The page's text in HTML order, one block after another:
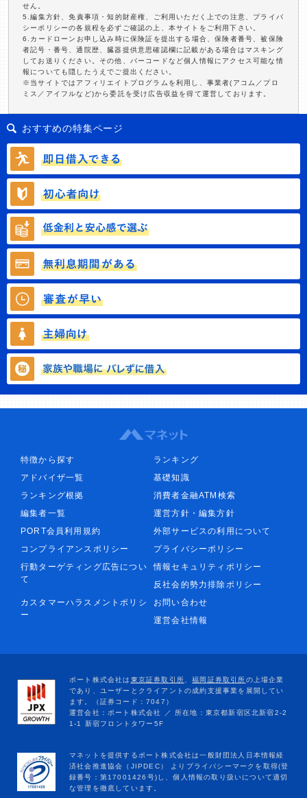
せん。
5.編集方針、免責事項・知的財産権、ご利用いただく上での注意、プライバ
シーポリシーの各規程を必ずご確認の上、本サイトをご利用下さい。
6.カードローンお申し込み時に保険証を提出する場合、保険者番号、被保険
者記号・番号、通院歴、臓器提供意思確認欄に記載がある場合はマスキング
してお送りください。その他、バーコードなど個人情報にアクセス可能な情
報についても隠したうえでご提出ください。
※当サイトではアフィリエイトプログラムを利用し、事業者(アコム／プロ
ミス／アイフルなど)から委託を受け広告収益を得て運営しております。
おすすめの特集ページ
特徴から探す
ランキング
アドバイザ一覧
基礎知識
ランキング根拠
消費者金融ATM検索
編集者一覧
運営方針・編集方針
PORT会員利用規約
外部サービスの利用について
コンプライアンスポリシー
プライバシーポリシー
行動ターゲティング広告につい
て
情報セキュリティポリシー
反社会的勢力排除ポリシー
カスタマーハラスメントポリシ
ー
お問い合わせ
運営会社情報